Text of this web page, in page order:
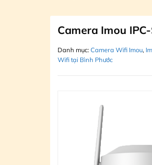
Camera Imou
Danh mục:Camera Wifi Imou,
Wifi tại Bình Phước